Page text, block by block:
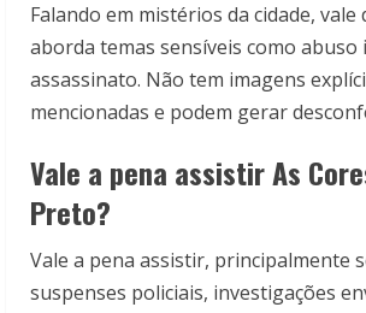
Falando em mistérios da cidade, vale
aborda temas sensíveis como abuso
assassinato. Não tem imagens
mencionadas e podem gerar
Vale a pena assistir As
Preto?
Vale a pena assistir, principalmente
suspenses policiais, investigações